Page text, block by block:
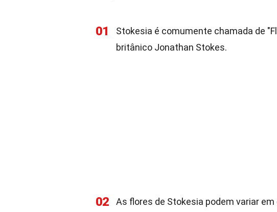
01
Stokesia é comumente chamada de
britânico Jonathan Stokes.
02
As flores de Stokesia podem variar